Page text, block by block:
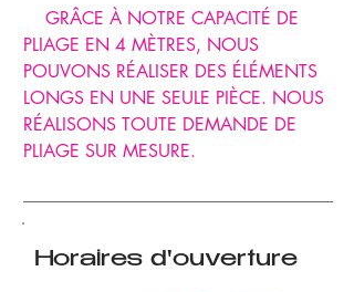
GRÂCE À NOTRE CAPACITÉ DE
PLIAGE EN 4 MÈTRES, NOUS
POUVONS RÉALISER DES ÉLÉMENTS
LONGS EN UNE SEULE PIÈCE. NOUS
RÉALISONS TOUTE DEMANDE DE
PLIAGE SUR MESURE.
Horaires d'ouverture